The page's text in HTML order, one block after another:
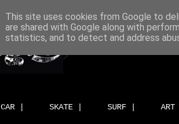
CAR | SKATE | SURF |
This site uses cookies from Google to
are shared with Google along with
statistics, and to detect and address